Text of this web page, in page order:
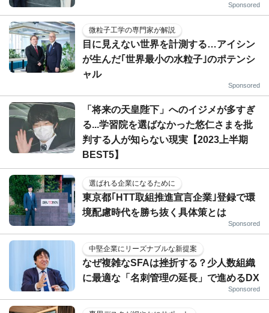
Sponsored
微粒子工学の専門家が解説
目に見えない世界を計測する…アイシン
が生んだ｢世界最小の水粒子｣のポテンシ
ャル
Sponsored
「将来の天皇陛下」へのイジメが多すぎ
る...学習院を選ばなかった悠仁さまを批
判する人が知らない現実【2023上半期
BEST5】
選ばれる企業になるために
東京都｢HTT取組推進宣言企業｣登録で環
境配慮時代を勝ち抜く具体策とは
Sponsored
中堅企業にリーズナブルな新提案
なぜ複雑なSFAは挫折する？少人数組織
に最適な「名刺管理の延長」で進めるDX
Sponsored